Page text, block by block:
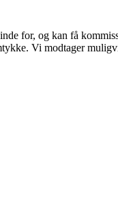
for, og kan få
Vi modtager